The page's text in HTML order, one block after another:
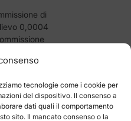
tecnologie come i cookie per
del dispositivo. Il consenso a
dati quali il comportamento
sito. Il mancato consenso o la
di
0,0004
–
0,10%.